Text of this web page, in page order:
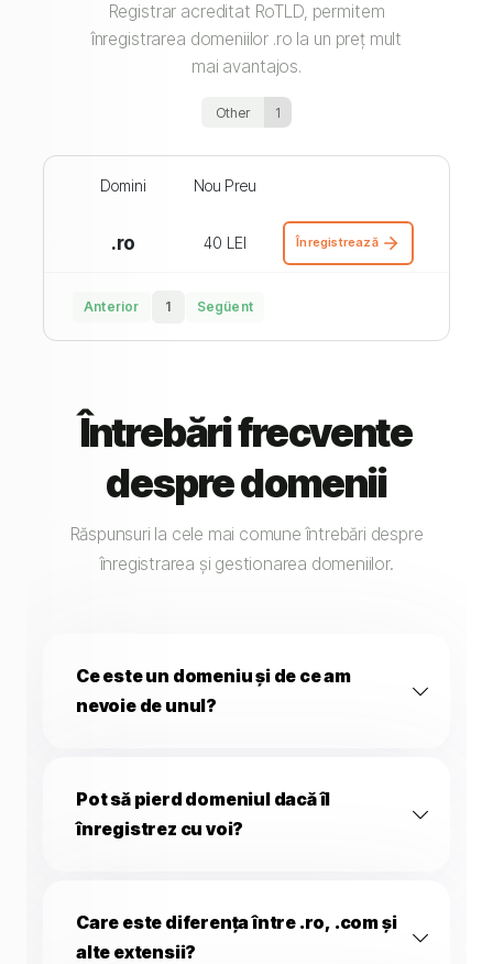
Registrar acreditat RoTLD, permitem
înregistrarea domeniilor .ro la un preț mult
mai avantajos.
Other 1
Domini Nou Preu
.ro 40 LEI Înregistrează
Anterior 1 Següent
Întrebări frecvente
despre domenii
Răspunsuri la cele mai comune întrebări despre
înregistrarea și gestionarea domeniilor.
Ce este un domeniu și de ce am
nevoie de unul?
Pot să pierd domeniul dacă îl
înregistrez cu voi?
Care este diferența între .ro, .com și
alte extensii?